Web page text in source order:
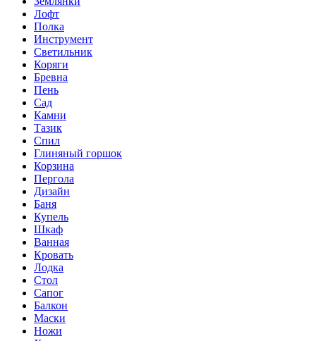
Лофт
Полка
Инструмент
Светильник
Коряги
Бревна
Пень
Сад
Камни
Тазик
Спил
Глиняный горшок
Корзина
Пергола
Дизайн
Баня
Купель
Шкаф
Ванная
Кровать
Лодка
Стол
Сапог
Балкон
Маски
Ножи